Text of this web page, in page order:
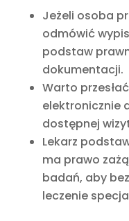
Jeżeli osoba
odmówić
podstaw
dokumentacji.
Warto
elektronicznie
dostępnej
Lekarz
ma prawo
badań, aby
leczenie